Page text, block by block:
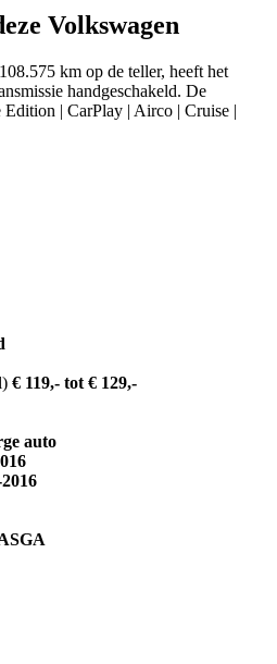
Volkswagen
km op de teller, heeft het
handgeschakeld. De
| CarPlay | Airco | Cruise |
€ 119,- tot € 129,-
auto